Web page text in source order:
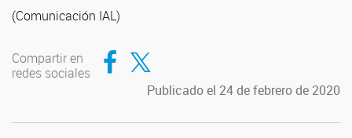
(Comunicación IAL)
Compartir en
redes sociales
Compartir en Facebook
Compartir en Twitter
Publicado el 24 de febrero de 2020